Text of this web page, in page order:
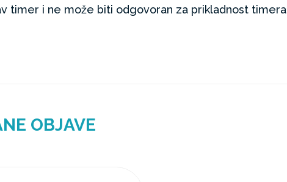
timer i ne može biti odgovoran za prikladnost timera
OBJAVE